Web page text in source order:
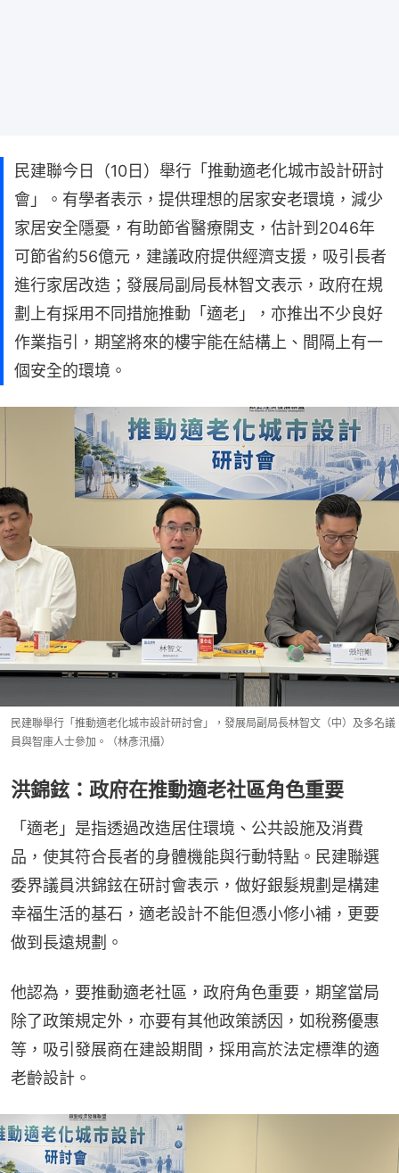
民建聯今日（10日）舉行「推動適老化城市設計研討
會」。有學者表示，提供理想的居家安老環境，減少
家居安全隱憂，有助節省醫療開支，估計到2046年
可節省約56億元，建議政府提供經濟支援，吸引長者
進行家居改造；發展局副局長林智文表示，政府在規
劃上有採用不同措施推動「適老」，亦推出不少良好
作業指引，期望將來的樓宇能在結構上、間隔上有一
個安全的環境。
民建聯舉行「推動適老化城市設計研討會」，發展局副局長林智文（中）及多名議
員與智庫人士參加。（林彥汛攝）
洪錦鉉：政府在推動適老社區角色重要
「適老」是指透過改造居住環境、公共設施及消費
品，使其符合長者的身體機能與行動特點。民建聯選
委界議員洪錦鉉在研討會表示，做好銀髮規劃是構建
幸福生活的基石，適老設計不能但憑小修小補，更要
做到長遠規劃。
他認為，要推動適老社區，政府角色重要，期望當局
除了政策規定外，亦要有其他政策誘因，如稅務優惠
等，吸引發展商在建設期間，採用高於法定標準的適
老齡設計。